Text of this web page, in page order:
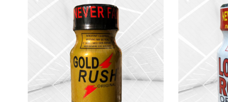
Đặc điểm nổi bật:
Thiết kế bộ đôi chai tiện lợi, dễ mang theo
Thành phần an toàn được mô tả rõ ràng
Quy cách 40ml + 20ml tối ưu cho người lần
Bảo quản ở nơi khô ráo, thoáng mát giúp